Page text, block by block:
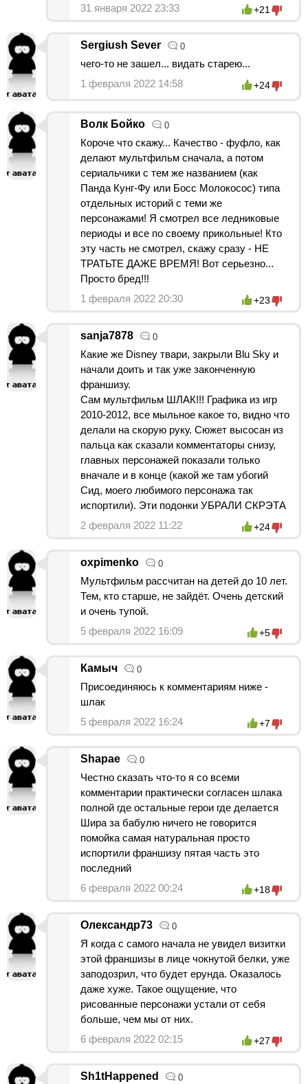
31 января 2022 23:33
+21
Sergiush Sever 0
чего-то не зашел... видать старею...
1 февраля 2022 14:58
+24
Волк Бойко 0
Короче что скажу... Качество - фуфло, как
делают мультфильм сначала, а потом
сериальчики с тем же названием (как
Панда Кунг-Фу или Босс Молокосос) типа
отдельных историй с теми же
персонажами! Я смотрел все ледниковые
периоды и все по своему прикольные! Кто
эту часть не смотрел, скажу сразу - НЕ
ТРАТЬТЕ ДАЖЕ ВРЕМЯ! Вот серьезно...
Просто бред!!!
1 февраля 2022 20:30
+23
sanja7878 0
Какие же Disney твари, закрыли Blu Sky и
начали доить и так уже законченную
франшизу.
Сам мультфильм ШЛАК!!! Графика из игр
2010-2012, все мыльное какое то, видно что
делали на скорую руку. Сюжет высосан из
пальца как сказали комментаторы снизу,
главных персонажей показали только
вначале и в конце (какой же там убогий
Сид, моего любимого персонажа так
испортили). Эти подонки УБРАЛИ СКРЭТА
2 февраля 2022 11:22
+24
oxpimenko 0
Мультфильм рассчитан на детей до 10 лет.
Тем, кто старше, не зайдёт. Очень детский
и очень тупой.
5 февраля 2022 16:09
+5
Камыч 0
Присоединяюсь к комментариям ниже -
шлак
5 февраля 2022 16:24
+7
Shapae 0
Честно сказать что-то я со всеми
комментарии практически согласен шлака
полной где остальные герои где делается
Шира за бабулю ничего не говорится
помойка самая натуральная просто
испортили франшизу пятая часть это
последний
6 февраля 2022 00:24
+18
Олександр73 0
Я когда с самого начала не увидел визитки
этой франшизы в лице чокнутой белки, уже
заподозрил, что будет ерунда. Оказалось
даже хуже. Такое ощущение, что
рисованные персонажи устали от себя
больше, чем мы от них.
6 февраля 2022 02:15
+27
Sh1tHappened 0